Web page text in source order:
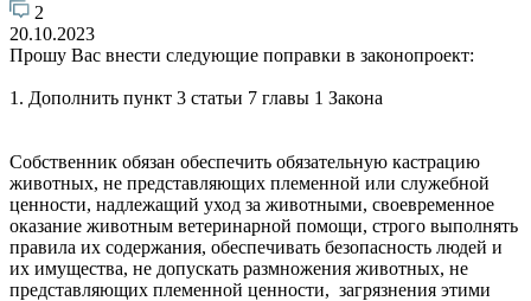
2
20.10.2023
Прошу Вас внести следующие поправки в законопроект:
1. Дополнить пункт 3 статьи 7 главы 1 Закона
Собственник обязан обеспечить обязательную кастрацию
животных, не представляющих племенной или служебной
ценности, надлежащий‌ уход за животными, своевременное
оказание животным ветеринарной‌ помощи, строго выполнять
правила их содержания, обеспечивать безопасность людей‌ и
их имущества, не допускать размножения животных, не
представляющих племенной ценности, загрязнения этими